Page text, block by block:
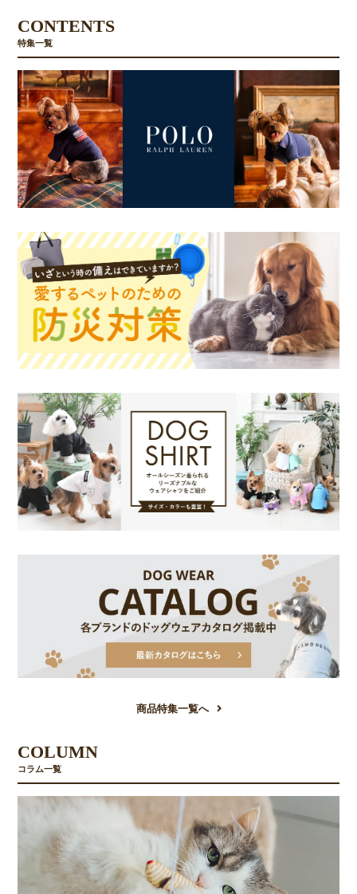
CONTENTS
特集一覧
商品特集一覧へ
COLUMN
コラム一覧